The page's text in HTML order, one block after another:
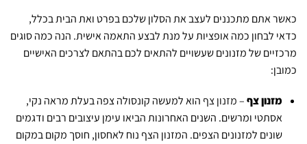
כאשר אתם מתכננים לעצב את הסלון שלכם בפרט ואת הבית בכלל,
כדאי לבחון כמה אופציות על מנת לבצע התאמה אישית. הנה כמה סוגים
מרכזיים של מזנונים שעשויים להתאים לכם בהתאם לצרכים האישיים
כמובן:
מזנון צף–מזנון צף הוא למעשה קונסולה צפה בעלת מראה נקי,
אסתטי ומרשים. השנים האחרונות הביאו עימן עיצובים רבים ודגמים
שונים למזנונים הצפים. המזנון הצף נוח לאחסון, חוסך מקום במקום